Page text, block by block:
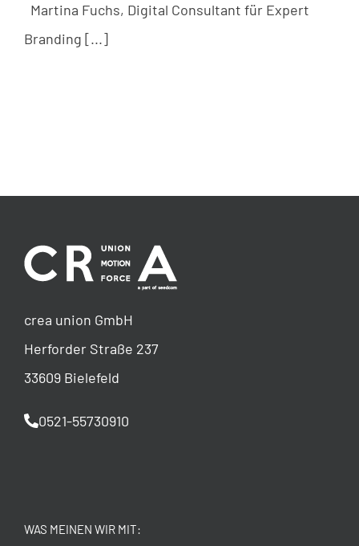
Martina Fuchs, Digital Consultant für Expert
Branding [...]
crea union GmbH
Herforder Straße 237
33609 Bielefeld
0521-55730910
WAS MEINEN WIR MIT: